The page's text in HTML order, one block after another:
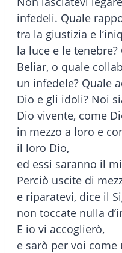
infedeli. Quale
tra la giustizia e
la luce e le
Beliar, o quale
un infedele? Quale
Dio e gli idoli? Noi
Dio vivente, come
in mezzo a loro e
il loro Dio,
ed essi saranno il
Perciò uscite di
e riparatevi, dice il
non toccate nulla
E io vi accoglierò,
e sarò per voi come